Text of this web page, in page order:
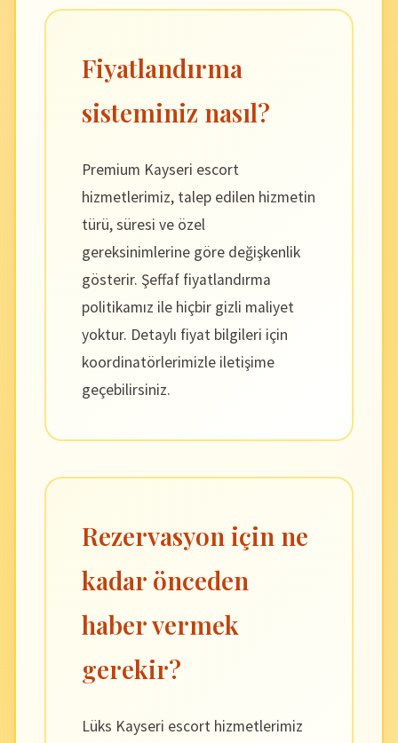
Fiyatlandırma
sisteminiz nasıl?
Premium Kayseri escort
hizmetlerimiz, talep edilen hizmetin
türü, süresi ve özel
gereksinimlerine göre değişkenlik
gösterir. Şeffaf fiyatlandırma
politikamız ile hiçbir gizli maliyet
yoktur. Detaylı fiyat bilgileri için
koordinatörlerimizle iletişime
geçebilirsiniz.
Rezervasyon için ne
kadar önceden
haber vermek
gerekir?
Lüks Kayseri escort hizmetlerimiz